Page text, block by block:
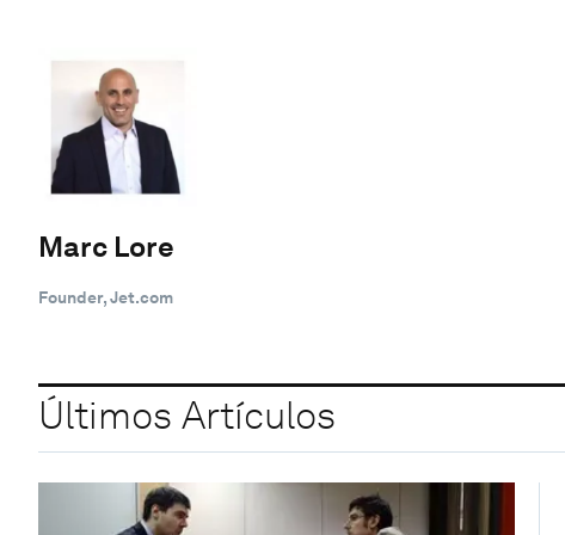
Marc Lore
Founder, Jet.com
Últimos Artículos